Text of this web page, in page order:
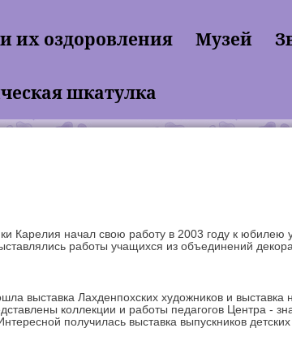
их оздоровления Музей
шкатулка
Карелия начал свою работу в 2003 году к юбилею
работы учащихся из объединений
выставка Лахденпохских художников и выставка
коллекции и работы педагогов Центра -
получилась выставка выпускников